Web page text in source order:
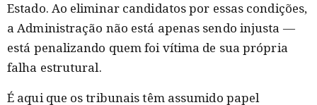
Estado. Ao eliminar candidatos por essas condições,
a Administração não está apenas sendo injusta —
está penalizando quem foi vítima de sua própria
falha estrutural.
É aqui que os tribunais têm assumido papel